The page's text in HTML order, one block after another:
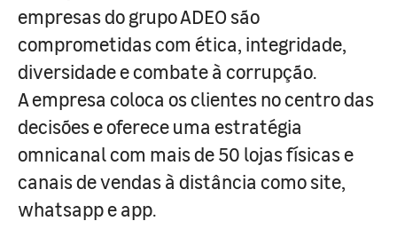
empresas do grupo ADEO são
comprometidas com ética, integridade,
diversidade e combate à corrupção.
A empresa coloca os clientes no centro das
decisões e oferece uma estratégia
omnicanal com mais de 50 lojas físicas e
canais de vendas à distância como site,
whatsapp e app.